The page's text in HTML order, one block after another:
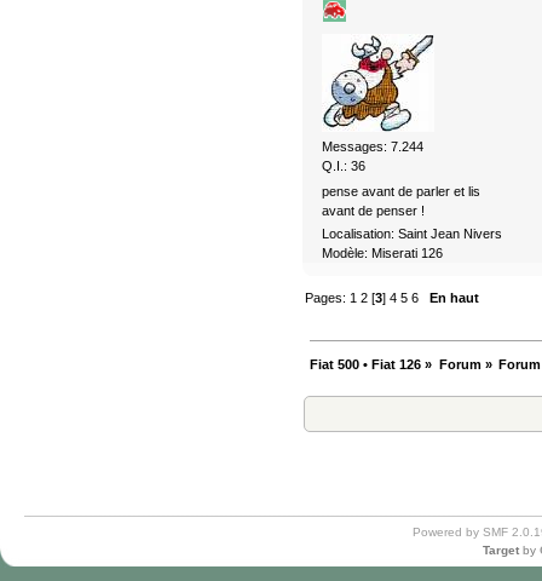
Messages: 7.244
Q.I.: 36
pense avant de parler et lis
avant de penser !
Localisation: Saint Jean Nivers
Modèle: Miserati 126
Pages: 1 2 [3]4 5 6 En haut
Fiat 500 • Fiat 126 » Forum»
Powered by SMF
Target by